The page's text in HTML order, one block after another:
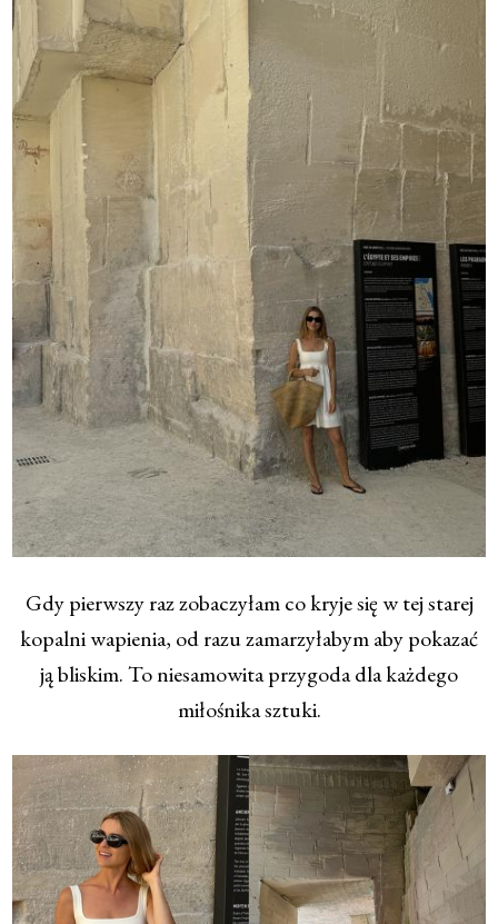
Gdy pierwszy raz zobaczyłam co kryje się w tej starej
kopalni wapienia, od razu zamarzyłabym aby pokazać
ją bliskim. To niesamowita przygoda dla każdego
miłośnika sztuki.